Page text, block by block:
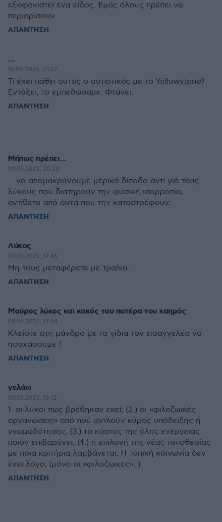
εξαφανιστεί ένα είδος. Εμάς όλους πρέπει να
περιορίσουν.
ΑΠΑΝΤΗΣΗ
...
10.05.2025, 01:37
Τί έχει πάθει αυτός ο αυτιστικός με το Yellowstone?
Εντάξει, το εμπεδώσαμε. Φτάνει.
ΑΠΑΝΤΗΣΗ
Μήπως πρέπει...
09.05.2025, 20:20
... να απομακρύνουμε μερικά δίποδα αντί γιά τους
λύκους που διατηρούν την φυσική ισορροπία,
αντίθετα από αυτά που την καταστρέφουν;
ΑΠΑΝΤΗΣΗ
Λύκος
09.05.2025, 17:46
Μη τους μεταφέρετε με τραίνο.
ΑΠΑΝΤΗΣΗ
Μαύρος λύκος και κακός του πατέρα του καημός
09.05.2025, 17:04
Κλείστε στη μάνδρα με τα γίδια τον εισαγγελέα να
ησυχάσουμε !
ΑΠΑΝΤΗΣΗ
γελάω
09.05.2025, 16:12
1. οι λύκοι πώς βρέθηκαν εκεί; (2.) οι «φιλοζωικές
οργανώσεις» από πού αντλούν κύρος υπόδειξης ή
γνωμοδότησης; (3.) το κόστος της όλης ενέργειας
ποιον επιβαρύνει; (4.) η επιλογή της νέας τοποθεσίας
με ποια κριτήρια λαμβάνεται; Η τοπική κοινωνία δεν
έχει λόγο; (μόνο οι «φιλοζωικές»; )
ΑΠΑΝΤΗΣΗ